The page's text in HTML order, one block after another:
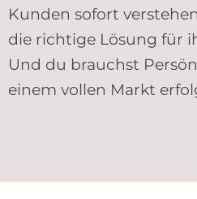
Kunden sofort
die richtige Lösung für
Und du brauchst
einem vollen Markt